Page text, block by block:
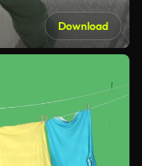
Download